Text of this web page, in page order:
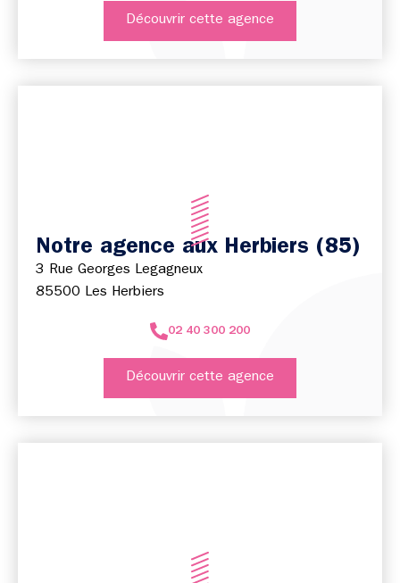
Découvrir cette agence
Notre agence aux Herbiers (85)
3 Rue Georges Legagneux
85500 Les Herbiers
02 40 300 200
Découvrir cette agence